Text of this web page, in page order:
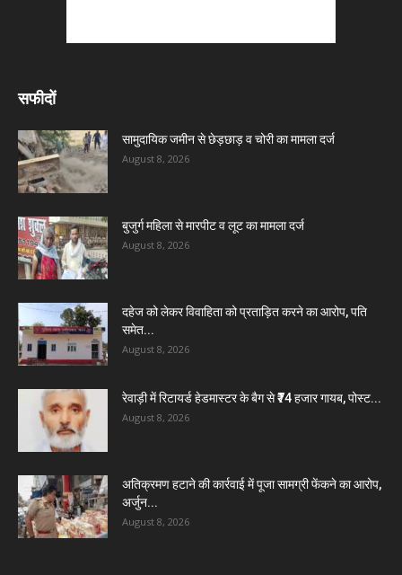
सफीदों
सामुदायिक जमीन से छेड़छाड़ व चोरी का मामला दर्ज
August 8, 2026
बुजुर्ग महिला से मारपीट व लूट का मामला दर्ज
August 8, 2026
दहेज को लेकर विवाहिता को प्रताड़ित करने का आरोप, पति
समेत...
August 8, 2026
रेवाड़ी में रिटायर्ड हेडमास्टर के बैग से ₹74 हजार गायब, पोस्ट...
August 8, 2026
अतिक्रमण हटाने की कार्रवाई में पूजा सामग्री फेंकने का आरोप,
अर्जुन...
August 8, 2026